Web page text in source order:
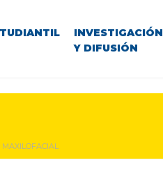
INVESTIGACIÓN
Y DIFUSIÓN
MAXILOFACIAL